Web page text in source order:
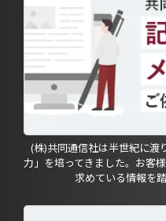
(株)共同通信社は半世紀に渡
力」を培ってきました。お客
求めている情報を